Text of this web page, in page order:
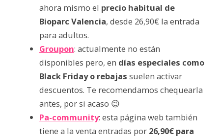
ahora mismo el precio habitual de
Bioparc Valencia, desde 26,90€ la entrada
para adultos.
Groupon: actualmente no están
disponibles pero, en días especiales como
Black Friday o rebajas suelen activar
descuentos. Te recomendamos chequearla
antes, por si acaso 😉
Pa-community: esta página web también
tiene a la venta entradas por 26,90€ para